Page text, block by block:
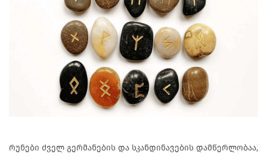
რუნები ძველ გერმანების და სკანდინავების დამწერლობაა,